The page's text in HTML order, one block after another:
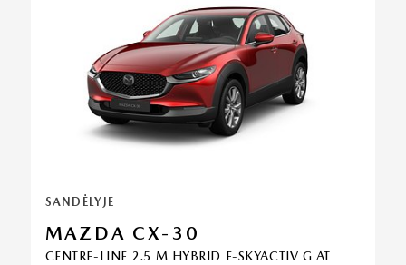
SANDĖLYJE
MAZDA CX-30
CENTRE-LINE 2.5 M HYBRID E-SKYACTIV G AT